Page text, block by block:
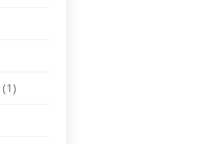
(1)